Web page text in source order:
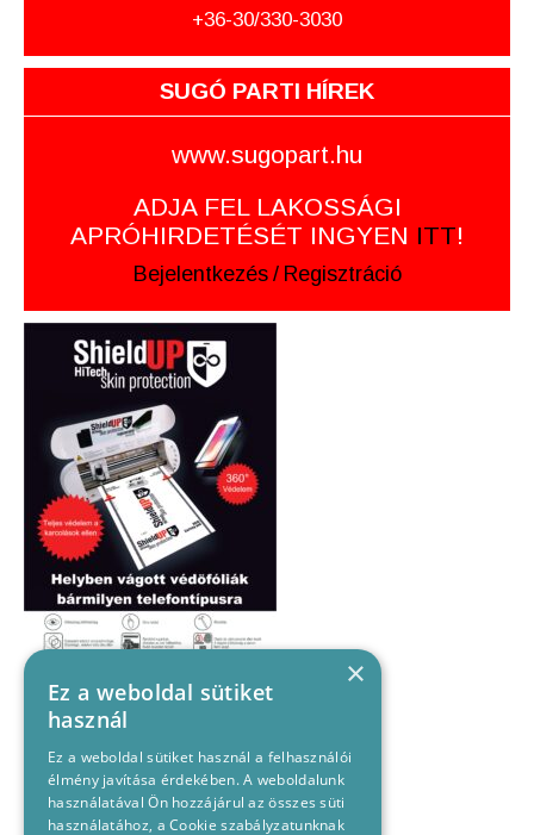
+36-30/330-3030
SUGÓ PARTI HÍREK
www.sugopart.hu
ADJA FEL LAKOSSÁGI
APRÓHIRDETÉSÉT INGYEN ITT!
Bejelentkezés / Regisztráció
×
Ez a weboldal sütiket
használ
Ez a weboldal sütiket használ a felhasználói
élmény javítása érdekében. A weboldalunk
használatával Ön hozzájárul az összes süti
használatához, a Cookie szabályzatunknak